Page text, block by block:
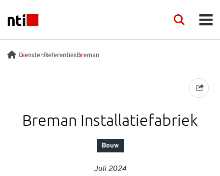
NTI logo
DIENSTEN
TRAINING
EVENEMENTEN
Search
DienstenReferentiesBreman
Breman Installatiefabriek
Bouw
Juli 2024